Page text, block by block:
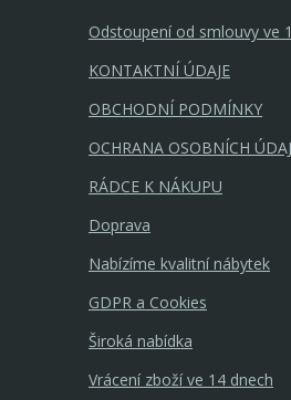
Odstoupení od smlouvy ve
KONTAKTNÍ ÚDAJE
OBCHODNÍ PODMÍNKY
OCHRANA OSOBNÍCH
RÁDCE K NÁKUPU
Doprava
Nabízíme kvalitní nábytek
GDPR a Cookies
Široká nabídka
Vrácení zboží ve 14 dnech